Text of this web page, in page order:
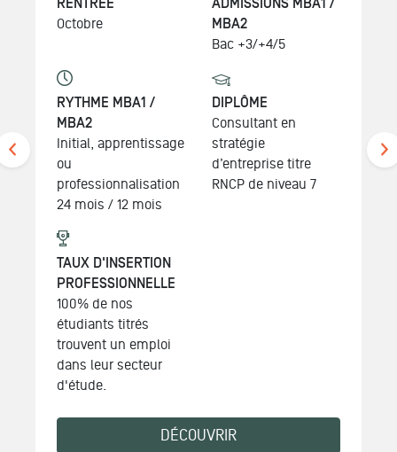
RENTRÉE
ADMISSIONS
Cadres et/ou
bac+2 et 5-7 ans
d'expérience
professionnelle
DIPLÔME
Manager de
Business Unit
de niveau 7
TAUX D'INSERTION
DÉCOUVRIR